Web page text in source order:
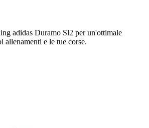
adidas Duramo Sl2 per un'ottimale
allenamenti e le tue corse.